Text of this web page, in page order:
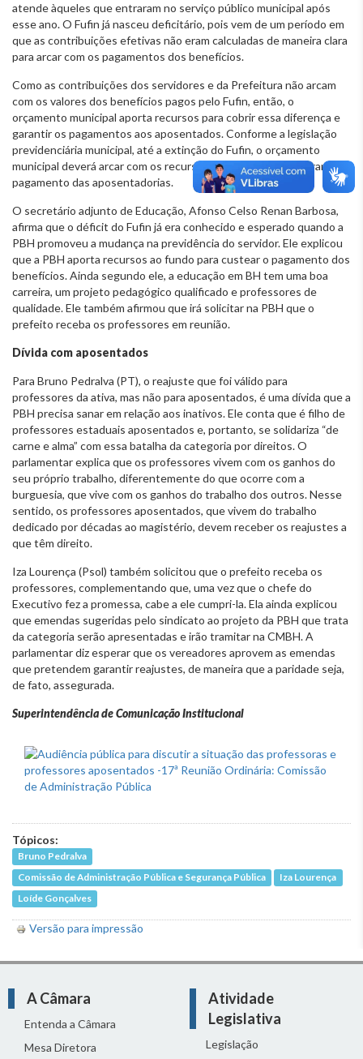
atende àqueles que entraram no serviço público municipal após
esse ano. O Fufin já nasceu deficitário, pois vem de um período em
que as contribuições efetivas não eram calculadas de maneira clara
para arcar com os pagamentos dos benefícios.
Como as contribuições dos servidores e da Prefeitura não arcam
com os valores dos benefícios pagos pelo Fufin, então, o
orçamento municipal aporta recursos para cobrir essa diferença e
garantir os pagamentos aos aposentados. Conforme a legislação
previdenciária municipal, até a extinção do Fufin, o orçamento
municipal deverá arcar com os recursos necessários para garantir o
pagamento das aposentadorias.
O secretário adjunto de Educação, Afonso Celso Renan Barbosa,
afirma que o déficit do Fufin já era conhecido e esperado quando a
PBH promoveu a mudança na previdência do servidor. Ele explicou
que a PBH aporta recursos ao fundo para custear o pagamento dos
benefícios. Ainda segundo ele, a educação em BH tem uma boa
carreira, um projeto pedagógico qualificado e professores de
qualidade. Ele também afirmou que irá solicitar na PBH que o
prefeito receba os professores em reunião.
Dívida com aposentados
Para Bruno Pedralva (PT), o reajuste que foi válido para
professores da ativa, mas não para aposentados, é uma dívida que a
PBH precisa sanar em relação aos inativos. Ele conta que é filho de
professores estaduais aposentados e, portanto, se solidariza “de
carne e alma” com essa batalha da categoria por direitos. O
parlamentar explica que os professores vivem com os ganhos do
seu próprio trabalho, diferentemente do que ocorre com a
burguesia, que vive com os ganhos do trabalho dos outros. Nesse
sentido, os professores aposentados, que vivem do trabalho
dedicado por décadas ao magistério, devem receber os reajustes a
que têm direito.
Iza Lourença (Psol) também solicitou que o prefeito receba os
professores, complementando que, uma vez que o chefe do
Executivo fez a promessa, cabe a ele cumpri-la. Ela ainda explicou
que emendas sugeridas pelo sindicato ao projeto da PBH que trata
da categoria serão apresentadas e irão tramitar na CMBH. A
parlamentar diz esperar que os vereadores aprovem as emendas
que pretendem garantir reajustes, de maneira que a paridade seja,
de fato, assegurada.
Superintendência de Comunicação Institucional
Tópicos:
Bruno Pedralva
Comissão de Administração Pública e Segurança Pública
Iza Lourença
Loíde Gonçalves
Versão para impressão
A Câmara
Entenda a Câmara
Mesa Diretora
Atividade
Legislativa
Legislação